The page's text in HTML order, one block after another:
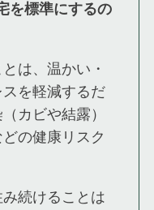
を標準にするの
は、温かい・
を軽減するだ
カビや結露）
の健康リスク
続けることは